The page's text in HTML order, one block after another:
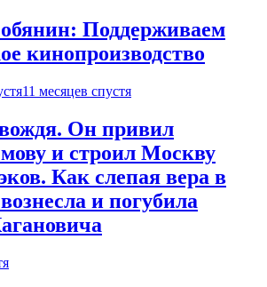
Поддерживаем
кинопроизводство
11 месяцев спустя
Он привил
и строил Москву
Как слепая вера в
и погубила